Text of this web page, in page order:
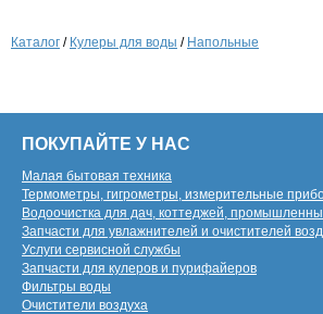
Каталог / Кулеры для воды / Напольные
ПОКУПАЙТЕ У НАС
Малая бытовая техника
Термометры, гигрометры, измерительные
Водоочистка для дач, коттеджей,
Запчасти для увлажнителей и очистителей
Услуги сервисной службы
Запчасти для кулеров и пурифайеров
Фильтры воды
Очистители воздуха